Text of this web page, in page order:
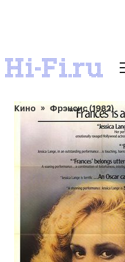
Кино Фрэнсис (1982)